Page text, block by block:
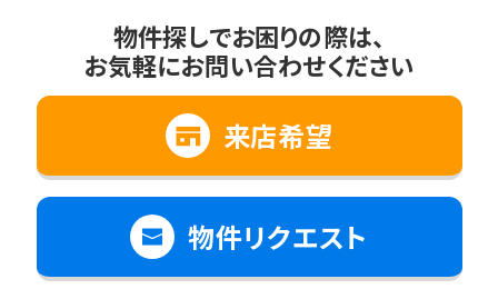
物件探しでお困りの際は、
お気軽にお問い合わせください
来店希望
物件リクエスト